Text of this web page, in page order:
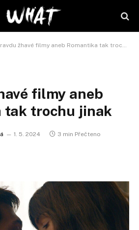
žhavé filmy aneb Romantika tak trochu jinak
filmy aneb
tak trochu jinak
1. 5. 2024 3 min Přečteno